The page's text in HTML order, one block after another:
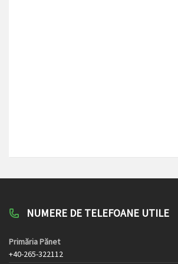
NUMERE DE TELEFOANE UTILE
Primăria Pănet
+40-265-322112